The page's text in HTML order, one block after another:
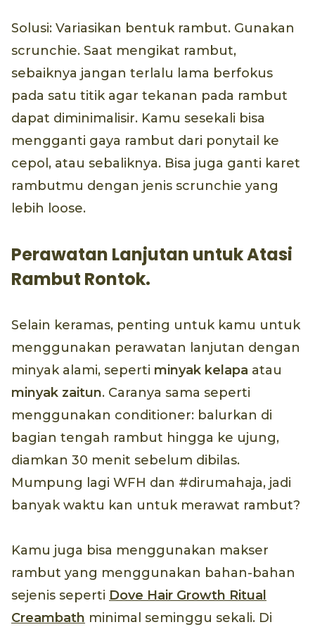
Solusi: Variasikan bentuk rambut. Gunakan
scrunchie. Saat mengikat rambut,
sebaiknya jangan terlalu lama berfokus
pada satu titik agar tekanan pada rambut
dapat diminimalisir. Kamu sesekali bisa
mengganti gaya rambut dari ponytail ke
cepol, atau sebaliknya. Bisa juga ganti karet
rambutmu dengan jenis scrunchie yang
lebih loose.
Perawatan Lanjutan untuk Atasi
Rambut Rontok.
Selain keramas, penting untuk kamu untuk
menggunakan perawatan lanjutan dengan
minyak alami, seperti minyak kelapa atau
minyak zaitun. Caranya sama seperti
menggunakan conditioner: balurkan di
bagian tengah rambut hingga ke ujung,
diamkan 30 menit sebelum dibilas.
Mumpung lagi WFH dan #dirumahaja, jadi
banyak waktu kan untuk merawat rambut?
Kamu juga bisa menggunakan makser
rambut yang menggunakan bahan-bahan
sejenis seperti Dove Hair Growth Ritual
Creambath minimal seminggu sekali. Di